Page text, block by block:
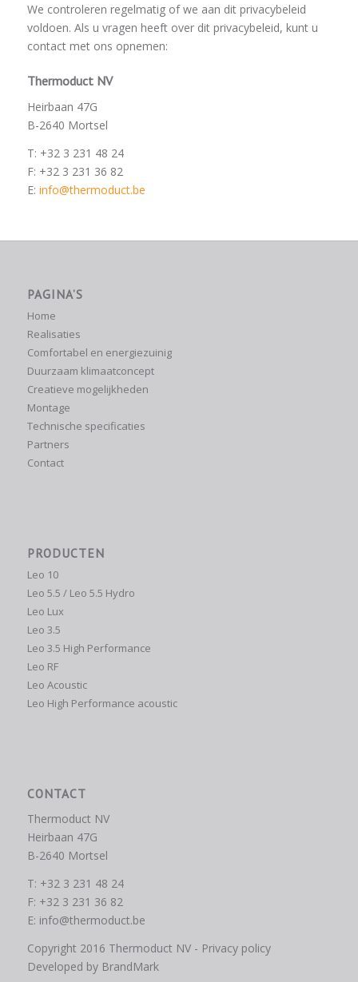
We controleren regelmatig of we aan dit privacybeleid
voldoen. Als u vragen heeft over dit privacybeleid, kunt u
contact met ons opnemen:
Thermoduct NV
Heirbaan 47G
B-2640 Mortsel
T: +32 3 231 48 24
F: +32 3 231 36 82
E: info@thermoduct.be
PAGINA’S
Home
Realisaties
Comfortabel en energiezuinig
Duurzaam klimaatconcept
Creatieve mogelijkheden
Montage
Technische specificaties
Partners
Contact
PRODUCTEN
Leo 10
Leo 5.5 / Leo 5.5 Hydro
Leo Lux
Leo 3.5
Leo 3.5 High Performance
Leo RF
Leo Acoustic
Leo High Performance acoustic
CONTACT
Thermoduct NV
Heirbaan 47G
B-2640 Mortsel
T: +32 3 231 48 24
F: +32 3 231 36 82
E: info@thermoduct.be
Copyright 2016 Thermoduct NV - Privacy policy
Developed by BrandMark